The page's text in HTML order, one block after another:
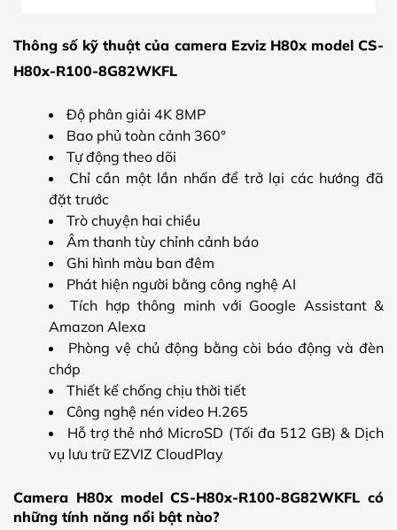
Thông số kỹ thuật của camera Ezviz H80x model CS-
H80x-R100-8G82WKFL
Độ phân giải 4K 8MP
Bao phủ toàn cảnh 360°
Tự động theo dõi
Chỉ cần một lần nhấn để trở lại các hướng đã
đặt trước
Trò chuyện hai chiều
Âm thanh tùy chỉnh cảnh báo
Ghi hình màu ban đêm
Phát hiện người bằng công nghệ AI
Tích hợp thông minh với Google Assistant &
Amazon Alexa
Phòng vệ chủ động bằng còi báo động và đèn
chớp
Thiết kế chống chịu thời tiết
Công nghệ nén video H.265
Hỗ trợ thẻ nhớ MicroSD (Tối đa 512 GB) & Dịch
vụ lưu trữ EZVIZ CloudPlay
Camera H80x model CS-H80x-R100-8G82WKFL có
những tính năng nổi bật nào?